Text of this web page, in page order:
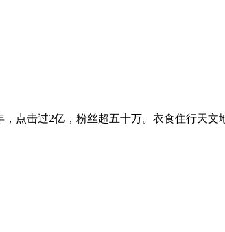
点击过2亿，粉丝超五十万。衣食住行天